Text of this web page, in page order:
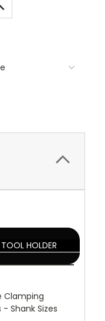
HOLDER
Clamping
- Shank Sizes